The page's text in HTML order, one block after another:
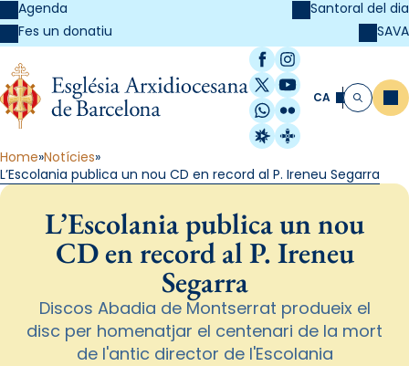
Agenda
Fes un donatiu
Santoral del dia
SAVA
Facebook
Instagram
X / Twitter
YouTube
WhatsApp
Flickr
Radio Estel
Catalunya
CA Cerca
Home Notícies
L’Escolania publica un nou CD en record al P. Ireneu Segarra
L’Escolania publica un nou
CD en record al P. Ireneu
Segarra
Discos Abadia de Montserrat produeix el
disc per homenatjar el centenari de la mort
de l'antic director de l'Escolania